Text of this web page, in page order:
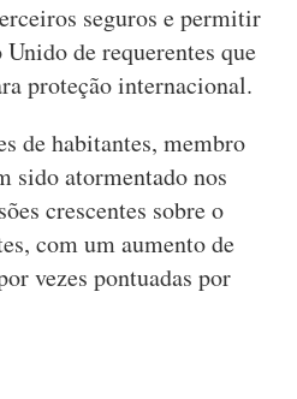
seguros e permitir
de requerentes que
proteção internacional.
de habitantes, membro
sido atormentado nos
crescentes sobre o
com um aumento de
vezes pontuadas por